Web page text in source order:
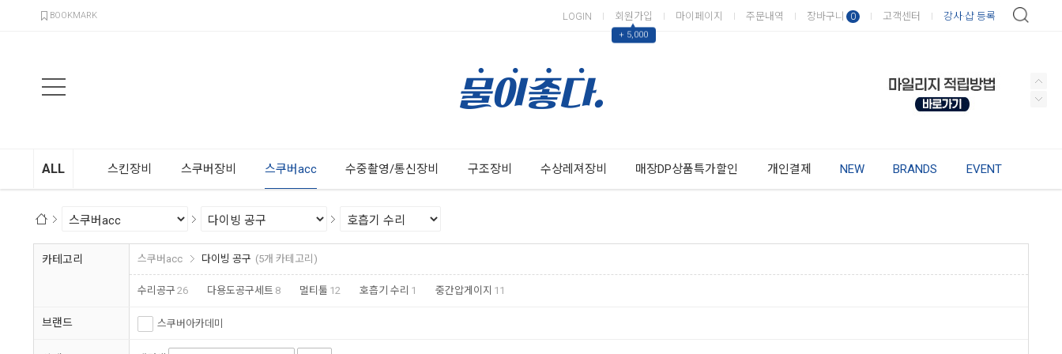
BOOKMARK LOGIN 회원가입
▲
+ 5,000
마이페이지 주문내역 장바구니 0 고객센터 강사·샵 등록
ALL 스킨장비 스쿠버장비 스쿠버acc 수중촬영/통신장비 구조장비 수상레져장비 매장DP상품특가할인 개인결제 NEW BRANDS EVENT
카테고리 스쿠버acc 다이빙 공구 (5개 카테고리)
수리공구 26 다용도공구세트 8 멀티툴 12 호흡기 수리 1 중간압게이지 11
브랜드 스쿠버아카데미